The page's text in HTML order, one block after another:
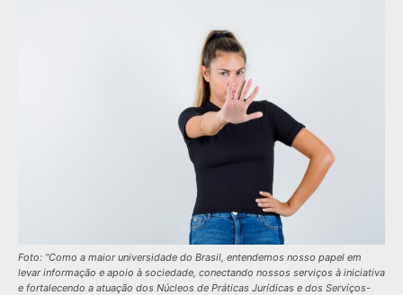
Foto: “Como a maior universidade do Brasil, entendemos nosso papel em
levar informação e apoio à sociedade, conectando nossos serviços à iniciativa
e fortalecendo a atuação dos Núcleos de Práticas Jurídicas e dos Serviços-